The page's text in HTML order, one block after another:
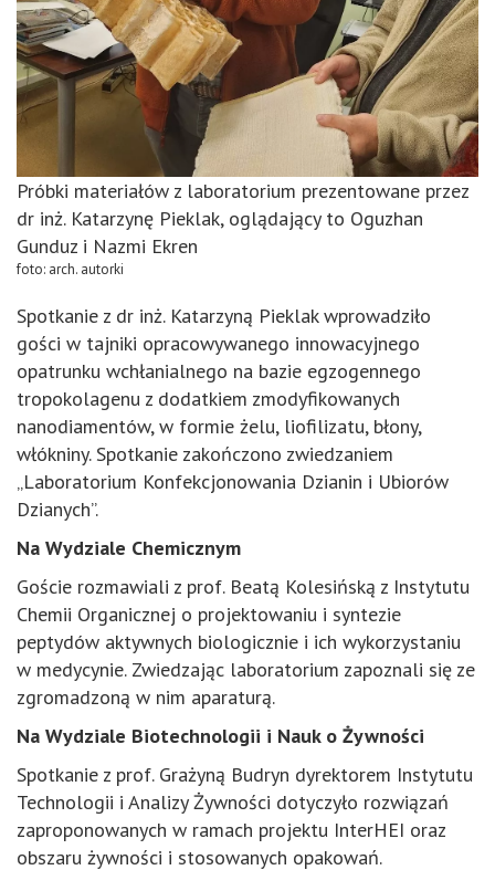
Próbki materiałów z laboratorium prezentowane przez
dr inż. Katarzynę Pieklak, oglądający to Oguzhan
Gunduz i Nazmi Ekren
foto: arch. autorki
Spotkanie z dr inż. Katarzyną Pieklak wprowadziło
gości w tajniki opracowywanego innowacyjnego
opatrunku wchłanialnego na bazie egzogennego
tropokolagenu z dodatkiem zmodyfikowanych
nanodiamentów, w formie żelu, liofilizatu, błony,
włókniny. Spotkanie zakończono zwiedzaniem
„Laboratorium Konfekcjonowania Dzianin i Ubiorów
Dzianych”.
Na Wydziale Chemicznym
Goście rozmawiali z prof. Beatą Kolesińską z Instytutu
Chemii Organicznej o projektowaniu i syntezie
peptydów aktywnych biologicznie i ich wykorzystaniu
w medycynie. Zwiedzając laboratorium zapoznali się ze
zgromadzoną w nim aparaturą.
Na Wydziale Biotechnologii i Nauk o Żywności
Spotkanie z prof. Grażyną Budryn dyrektorem Instytutu
Technologii i Analizy Żywności dotyczyło rozwiązań
zaproponowanych w ramach projektu InterHEI oraz
obszaru żywności i stosowanych opakowań.